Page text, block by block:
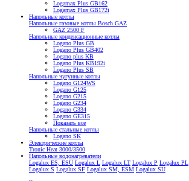
Logamax Plus GB162
Logamax Plus GB172i
Напольные котлы
Напольные газовые котлы Bosch GAZ
GAZ 2500 F
Напольные конденсационные котлы
Logano Plus GB
Logano Plus GB402
Logano plus KB
Logano Plus KB192i
Logano Plus SB
Напольные чугунные котлы
Logano G124WS
Logano G125
Logano G215
Logano G234
Logano G334
Logano GE315
Показать все
Напольные стальные котлы
Logano SK
Электрические котлы
Tronic Heat 3000/3500
Напольные водонагреватели
Logalux ES, ESU Logalux L Logalux LT Logalux P Logalux PL
Logalux S Logalux SF Logalux SM, ESM Logalux SU